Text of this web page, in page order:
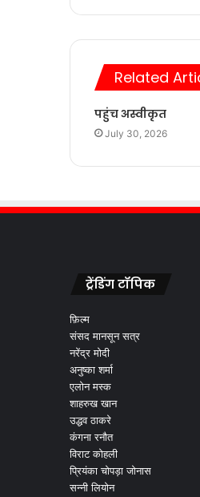
Related
पहुंच अस्वीकृत
July 30, 2026
ट्रेंडिंग टॉपिक
फ़िल्म
संसद मानसून सत्र
नरेंद्र मोदी
अनुष्का शर्मा
एलोन मस्क
शाहरुख खान
उद्धव ठाकरे
कंगना रनौत
विराट कोहली
प्रियंका चोपड़ा जोनास
सन्नी लियोन